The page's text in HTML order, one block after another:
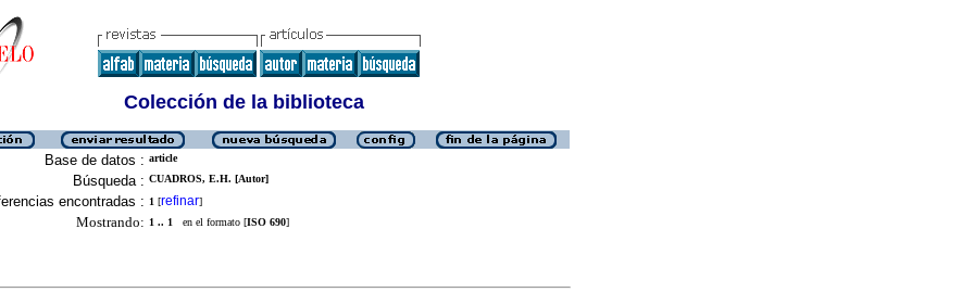
Colección de la biblioteca
Base de datos : article
Búsqueda : CUADROS, E.H. [Autor]
encontradas : 1 [refinar]
Mostrando: 1 .. 1 en el formato [ISO 690]